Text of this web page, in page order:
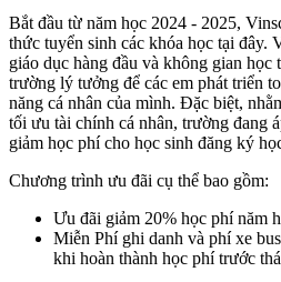
Bắt đầu từ năm học 2024 - 2025,
thức tuyển sinh các khóa học tại đây.
giáo dục hàng đầu và không gian
trường lý tưởng để các em phát triển
năng cá nhân của mình. Đặc biệt,
tối ưu tài chính cá nhân, trường đang
giảm học phí cho học sinh đăng ký
Chương trình ưu đãi cụ thể bao gồm:
Ưu đãi giảm 20% học phí năm
Miễn Phí ghi danh và phí xe
khi hoàn thành học phí trước